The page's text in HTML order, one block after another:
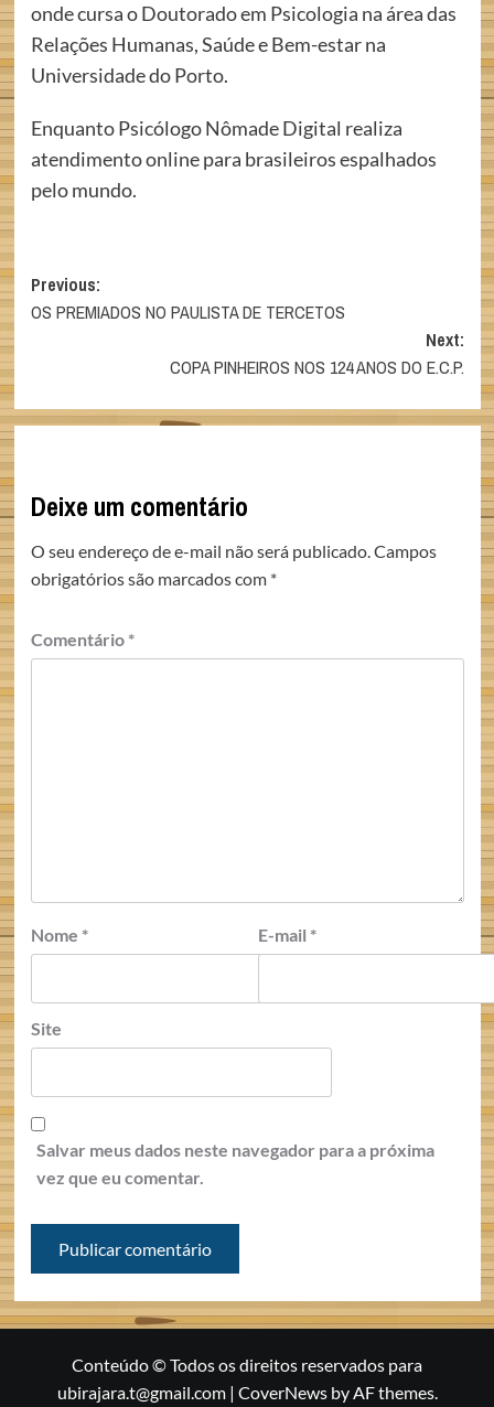
onde cursa o Doutorado em Psicologia na área das
Relações Humanas, Saúde e Bem-estar na
Universidade do Porto.
Enquanto Psicólogo Nômade Digital realiza
atendimento online para brasileiros espalhados
pelo mundo.
Post
navigation
Previous:
OS PREMIADOS NO PAULISTA DE TERCETOS
Next:
COPA PINHEIROS NOS 124 ANOS DO E.C.P.
Deixe um comentário
O seu endereço de e-mail não será publicado.Campos
obrigatórios são marcados com *
Comentário *
Nome * E-mail *
Site
Salvar meus dados neste navegador para a próxima
vez que eu comentar.
Conteúdo © Todos os direitos reservados para
ubirajara.t@gmail.com | CoverNewsby AF themes.